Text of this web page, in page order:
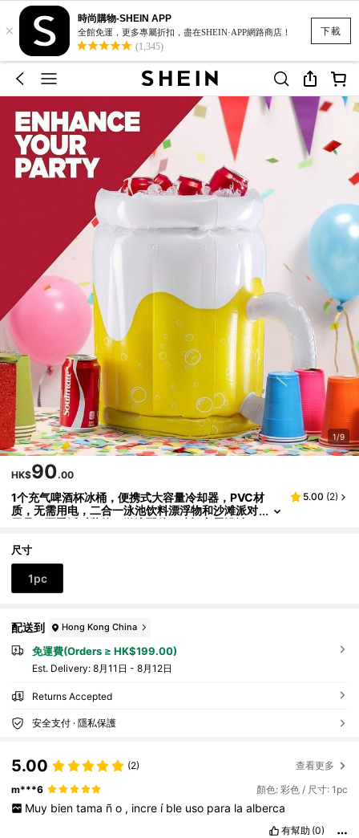
下載
×
時尚購物-SHEIN APP
全館免運，更多專屬折扣，盡在SHEIN·APP網路商店！
(1,345)
1/9
HK$90.00
1个充气啤酒杯冰桶，便携式大容量冷却器，PVC材
质，无需用电，二合一泳池饮料漂浮物和沙滩派对
用品，夏季派对装饰，游泳配件，啤酒主题设计，
备，沙滩配件，泳池充气玩具，沙滩用品，泳池漂浮物
5.00 (2)
尺寸
1pc
配送到 Hong Kong China
免運費(Orders ≥ HK$199.00)
​Est. Delivery: 8月11日 - 8月12日
Returns Accepted
安全支付 · 隱私保護
5.00 (2) 查看更多
m***6 顏色: 彩色 / 尺寸: 1pc
Muy bien tama ñ o , incre í ble uso para la alberca
有幫助 (0)